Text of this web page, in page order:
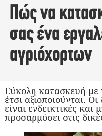
Πώς να
σας ένα
αγριόχορτων
Εύκολη κατασκευή με
έτσι αξιοποιούνται.
είναι ενδεικτικές και
προσαρμόσει στις